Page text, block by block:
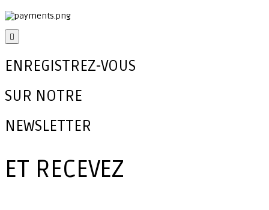

ENREGISTREZ-VOUS
SUR NOTRE
NEWSLETTER
ET RECEVEZ